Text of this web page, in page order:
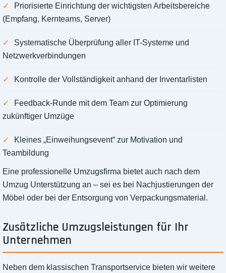
Priorisierte Einrichtung der wichtigsten Arbeitsbereiche
(Empfang, Kernteams, Server)
Systematische Überprüfung aller IT-Systeme und
Netzwerkverbindungen
Kontrolle der Vollständigkeit anhand der Inventarlisten
Feedback-Runde mit dem Team zur Optimierung
zukünftiger Umzüge
Kleines „Einweihungsevent“ zur Motivation und
Teambildung
Eine professionelle Umzugsfirma bietet auch nach dem
Umzug Unterstützung an – sei es bei Nachjustierungen der
Möbel oder bei der Entsorgung von Verpackungsmaterial.
Zusätzliche Umzugsleistungen für Ihr
Unternehmen
Neben dem klassischen Transportservice bieten wir weitere